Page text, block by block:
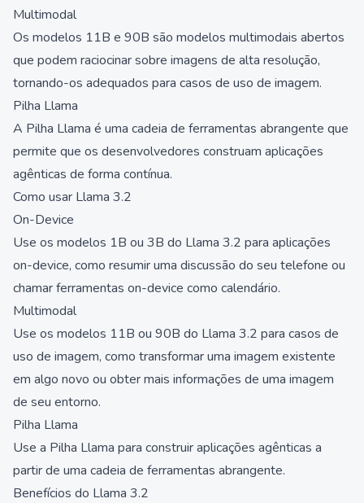
Multimodal
Os modelos 11B e 90B são modelos multimodais abertos
que podem raciocinar sobre imagens de alta resolução,
tornando-os adequados para casos de uso de imagem.
Pilha Llama
A Pilha Llama é uma cadeia de ferramentas abrangente que
permite que os desenvolvedores construam aplicações
agênticas de forma contínua.
Como usar Llama 3.2
On-Device
Use os modelos 1B ou 3B do Llama 3.2 para aplicações
on-device, como resumir uma discussão do seu telefone ou
chamar ferramentas on-device como calendário.
Multimodal
Use os modelos 11B ou 90B do Llama 3.2 para casos de
uso de imagem, como transformar uma imagem existente
em algo novo ou obter mais informações de uma imagem
de seu entorno.
Pilha Llama
Use a Pilha Llama para construir aplicações agênticas a
partir de uma cadeia de ferramentas abrangente.
Benefícios do Llama 3.2